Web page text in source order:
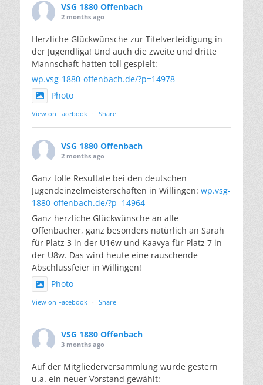
VSG 1880 Offenbach
2 months ago
Herzliche Glückwünsche zur Titelverteidigung in
der Jugendliga! Und auch die zweite und dritte
Mannschaft hatten toll gespielt:
wp.vsg-1880-offenbach.de/?p=14978
Photo
View on Facebook · Share
VSG 1880 Offenbach
2 months ago
Ganz tolle Resultate bei den deutschen
Jugendeinzelmeisterschaften in Willingen: wp.vsg-
1880-offenbach.de/?p=14964
Ganz herzliche Glückwünsche an alle
Offenbacher, ganz besonders natürlich an Sarah
für Platz 3 in der U16w und Kaavya für Platz 7 in
der U8w. Das wird heute eine rauschende
Abschlussfeier in Willingen!
Photo
View on Facebook · Share
VSG 1880 Offenbach
3 months ago
Auf der Mitgliederversammlung wurde gestern
u.a. ein neuer Vorstand gewählt: